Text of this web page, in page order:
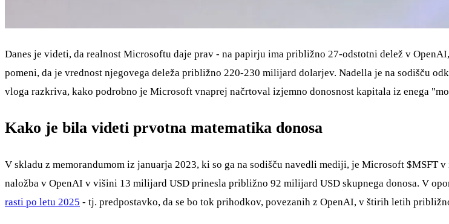
Danes je videti, da realnost Microsoftu daje prav - na papirju ima približno 27-odstotni delež v
pomeni, da je vrednost njegovega deleža približno 220-230 milijard dolarjev. Nadella je na sodišču
vloga razkriva, kako podrobno je Microsoft vnaprej načrtoval izjemno donosnost kapitala iz enega
Kako je bila videti prvotna matematika donosa
V skladu z memorandumom iz januarja 2023, ki so ga na sodišču navedli mediji, je Microsoft $MSFTv
naložba v OpenAI v višini 13 milijard USD prinesla približno 92 milijard USD skupnega donosa. V
rasti po letu 2025 - tj. predpostavko, da se bo tok prihodkov, povezanih z OpenAI, v štirih letih